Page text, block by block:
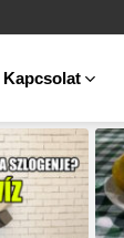
Kapcsolat